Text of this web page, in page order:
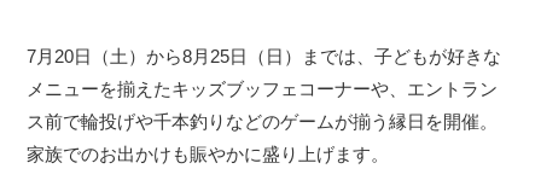
7月20日（土）から8月25日（日）までは、子どもが好きな
メニューを揃えたキッズブッフェコーナーや、エントラン
ス前で輪投げや千本釣りなどのゲームが揃う縁日を開催。
家族でのお出かけも賑やかに盛り上げます。